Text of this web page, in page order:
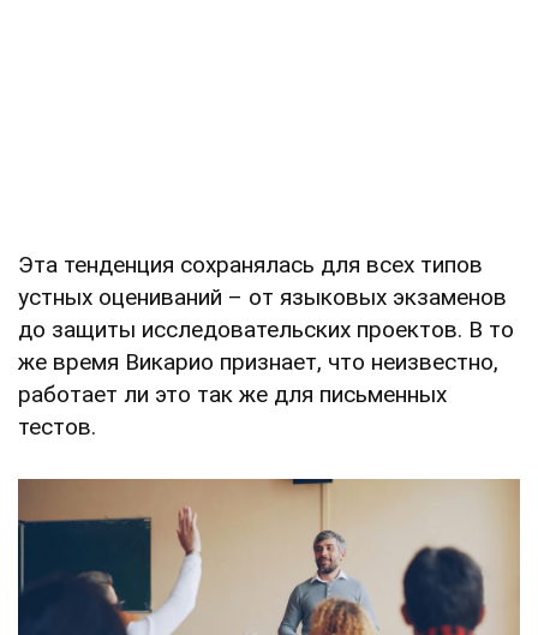
Эта тенденция сохранялась для всех типов
устных оцениваний – от языковых экзаменов
до защиты исследовательских проектов. В то
же время Викарио признает, что неизвестно,
работает ли это так же для письменных
тестов.